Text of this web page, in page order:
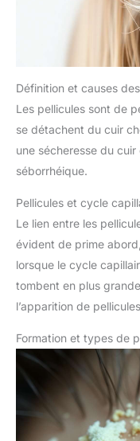
Définition et causes
Les pellicules sont de
se détachent du cuir
une sécheresse du
séborrhéique.
Pellicules et cycle
Le lien entre les
évident de prime
lorsque le cycle
tombent en plus
l’apparition de
Formation et types de